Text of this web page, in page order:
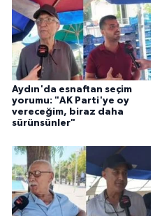
Aydın'da esnaftan seçim
yorumu: "AK Parti'ye oy
vereceğim, biraz daha
sürünsünler"
AYDIN
DENİZLİ
İZMİR
KÜTAHYA
MANİSA
MUĞLA